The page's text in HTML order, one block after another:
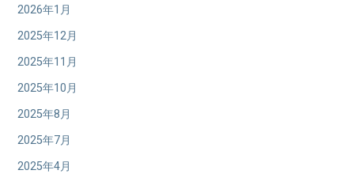
2026年1月
2025年12月
2025年11月
2025年10月
2025年8月
2025年7月
2025年4月